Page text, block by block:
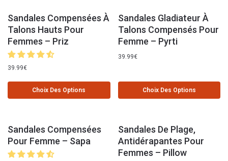
Sandales Compensées À
Talons Hauts Pour
Femmes – Priz
39.99€
Choix Des Options
Sandales Gladiateur À
Talons Compensés Pour
Femme – Pyrti
39.99€
Choix Des Options
Sandales Compensées
Pour Femme – Sapa
Sandales De Plage,
Antidérapantes Pour
Femmes – Pillow